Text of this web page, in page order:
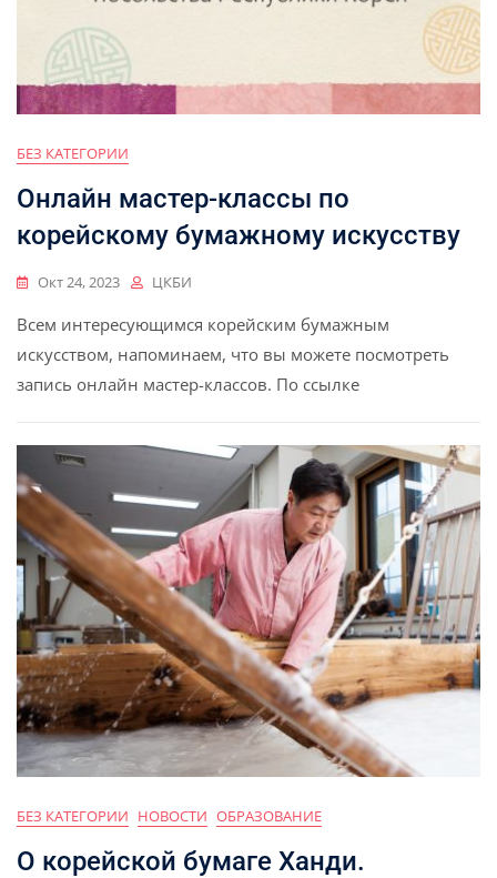
БЕЗ КАТЕГОРИИ
Онлайн мастер-классы по
корейскому бумажному искусству
Окт 24, 2023 ЦКБИ
Всем интересующимся корейским бумажным
искусством, напоминаем, что вы можете посмотреть
запись онлайн мастер-классов. По ссылке
БЕЗ КАТЕГОРИИ НОВОСТИ ОБРАЗОВАНИЕ
О корейской бумаге Ханди.